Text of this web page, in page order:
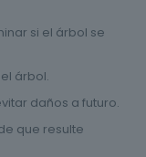
si el árbol se
árbol.
daños a futuro.
que resulte